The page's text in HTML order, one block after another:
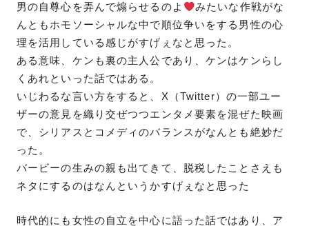
男の自尊心を弄んで煽らせるのよ
みたいな作戦がな
んともホモソーシャルな中で順位争いをする男性の心
理を活用している感じがすげぇなと思った。
ある意味、ケンも裏の主人公であり、ケンはケンらし
くあれといった話ではある。
いじわるな言い方をすると、X（Twitter）の一部ユー
ザーの意見を織り交ぜつつエンタメ要素を混ぜた映画
で、シリアスとコメディのバランスがなんとも絶妙だ
った。
バービーの生みの親も出てきて、脱税したことさえも
ネタにするのはなんというかすげぇなと思った
時代的にも女性の自立を中心に語った話ではあり、ア